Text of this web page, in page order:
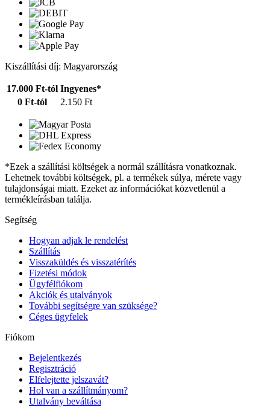
Kiszállítási díj: Magyarország
17.000 Ft-tól Ingyenes*
0 Ft-tól
2.150 Ft
*Ezek a szállítási költségek a normál szállításra vonatkoznak.
Lehetnek további költségek, pl. a termékek súlya, mérete vagy
tulajdonságai miatt. Ezeket az információkat közvetlenül a
termékleírásban találja.
Segítség
Hogyan adjak le rendelést
Szállítás
Visszaküldés és visszatérítés
Fizetési módok
Ügyfélfiókom
Akciók és utalványok
További segítségre van szüksége?
Céges ügyfelek
Fiókom
Bejelentkezés
Regisztráció
Elfelejtette jelszavát?
Hol van a szállítmányom?
Utalvány beváltása